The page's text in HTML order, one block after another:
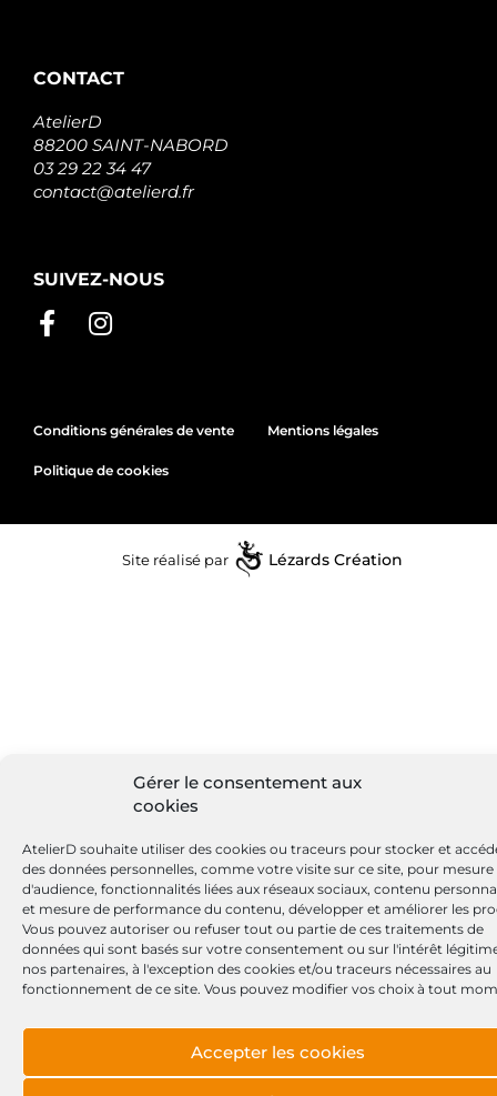
Gérer le consentement aux
cookies
AtelierD souhaite utiliser des cookies ou traceurs pour stocker et
des données personnelles, comme votre visite sur ce site, pour mesure
d'audience, fonctionnalités liées aux réseaux sociaux, contenu
et mesure de performance du contenu, développer et améliorer les
Vous pouvez autoriser ou refuser tout ou partie de ces traitements de
données qui sont basés sur votre consentement ou sur l'intérêt
nos partenaires, à l'exception des cookies et/ou traceurs nécessaires au
fonctionnement de ce site. Vous pouvez modifier vos choix à tout
Accepter les cookies
CONTACT
AtelierD
88200 SAINT-NABORD
03 29 22 34 47
contact@atelierd.fr
SUIVEZ-NOUS
Conditions générales de vente Mentions légales
Politique de cookies
Site réalisé par Lézards Création